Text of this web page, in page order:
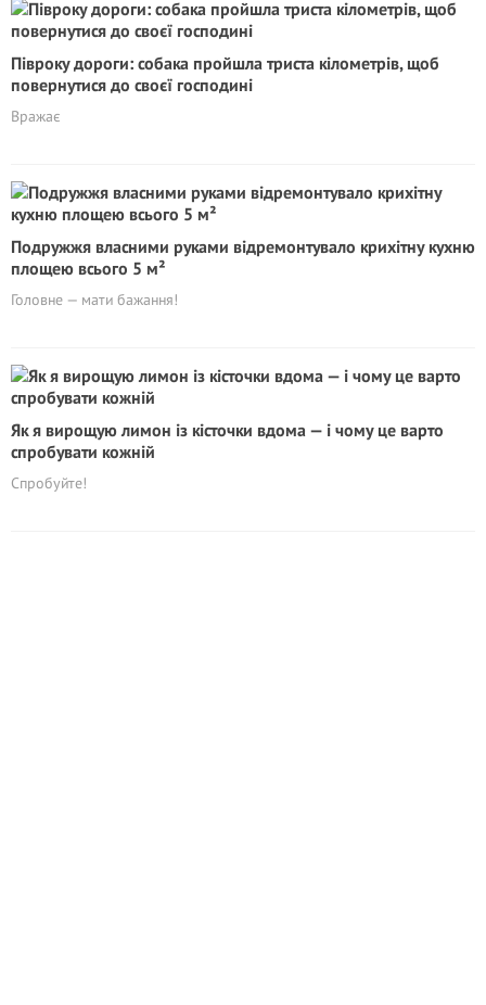
Півроку дороги: собака пройшла триста кілометрів, щоб
повернутися до своєї господині
Вражає
Подружжя власними руками відремонтувало крихітну кухню
площею всього 5 м²
Головне — мати бажання!
Як я вирощую лимон із кісточки вдома — і чому це варто
спробувати кожній
Cпробуйте!